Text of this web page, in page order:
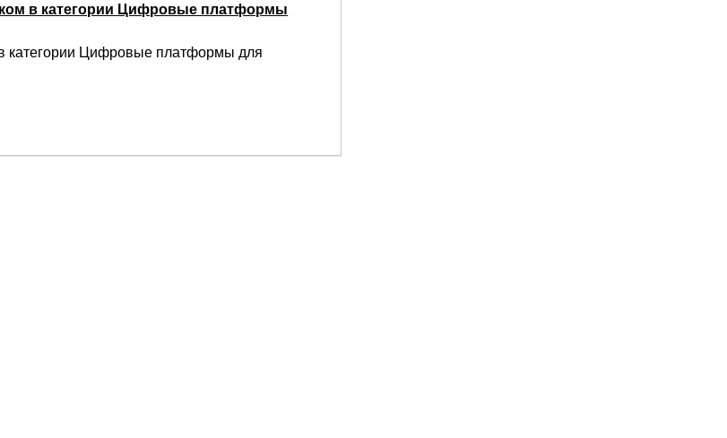
в категории Цифровые платформы
категории Цифровые платформы для